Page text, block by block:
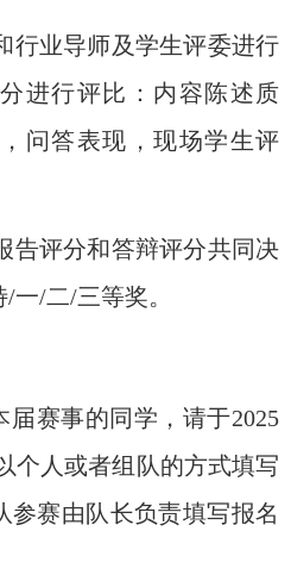
行业导师及学生评委进行
进行评比：内容陈述质
， 问答表现 ，现场学生评
告评分和答辩评分共同决
/一/二/三等奖。
届赛事的同学，请于2025
个人或者组队的方式填写
参赛由队长负责填写报名